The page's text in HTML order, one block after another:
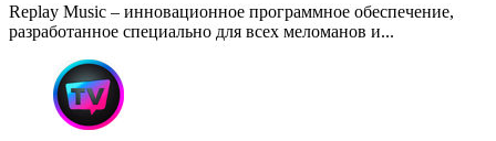
Replay Music – инновационное программное обеспечение,
разработанное специально для всех меломанов и...